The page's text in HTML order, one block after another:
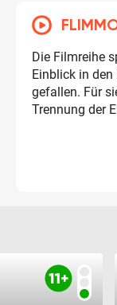
Die Filmreihe
Einblick in
gefallen. Für
Trennung der